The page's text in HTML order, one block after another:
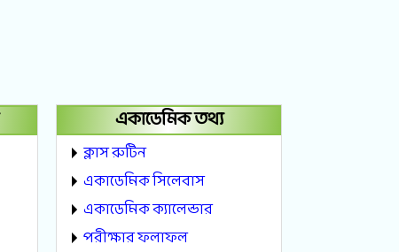
একাডেমিক তথ্য
ক্লাস রুটিন
একাডেমিক সিলেবাস
একাডেমিক ক্যালেন্ডার
পরীক্ষার ফলাফল